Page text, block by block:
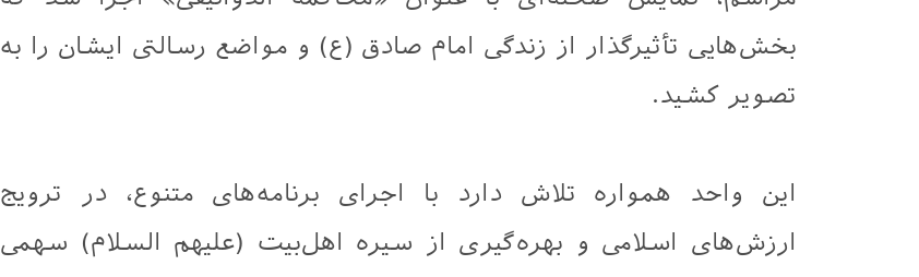
بخش‌هایی تأثیرگذار از زندگی امام صادق (ع) و مواضع رسالتی ایشان را به
تصویر کشید.
این واحد همواره تلاش دارد با اجرای برنامه‌های متنوع، در ترویج
ارزش‌های اسلامی و بهره‌گیری از سیره اهل‌بیت (علیهم السلام) سهمی